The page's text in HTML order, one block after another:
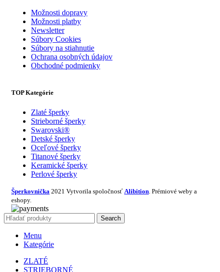
Možnosti dopravy
Možnosti platby
Newsletter
Súbory Cookies
Súbory na stiahnutie
Ochrana osobných údajov
Obchodné podmienky
TOP Kategórie
Zlaté šperky
Strieborné šperky
Swarovski®
Detské šperky
Oceľové šperky
Titanové šperky
Keramické šperky
Perlové šperky
Šperkovnička 2021 Vytvorila spoločnosť Alibition . Prémiové weby a
eshopy.
Search
Menu
Kategórie
ZLATÉ
STRIEBORNÉ